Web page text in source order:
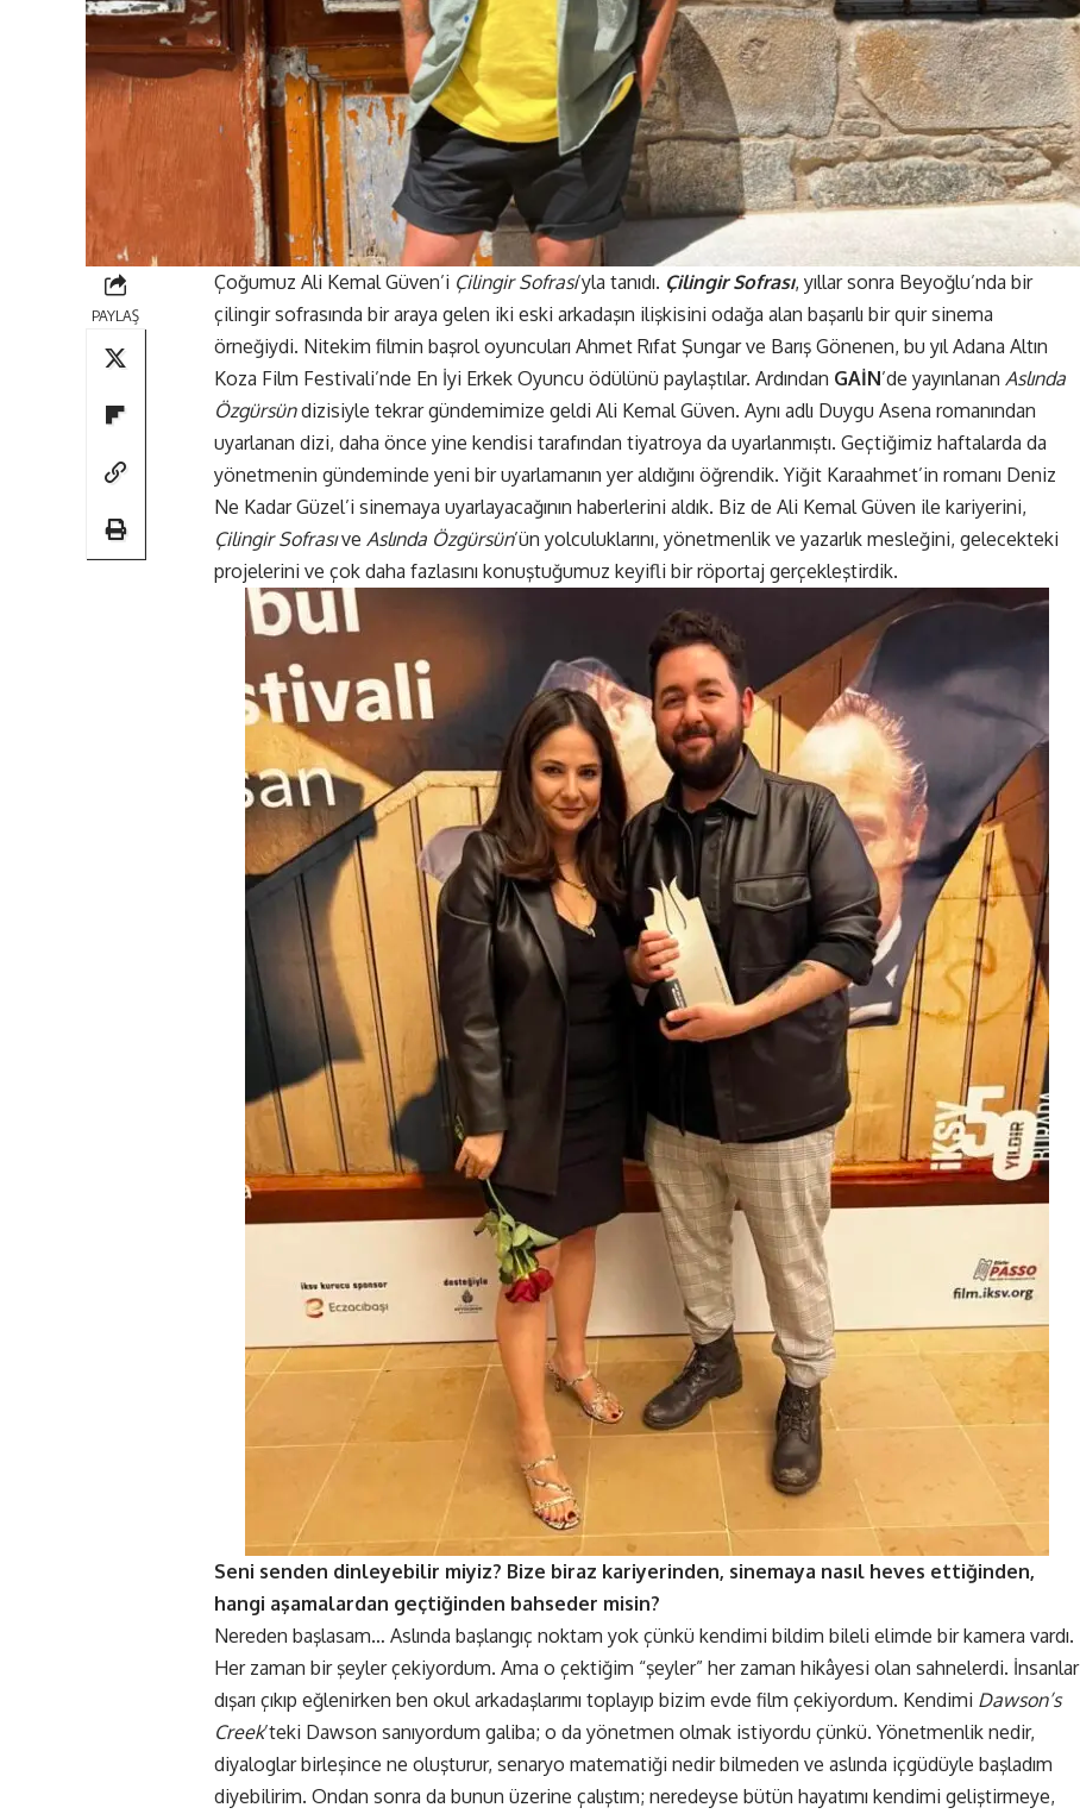
PAYLAŞ
Çoğumuz Ali Kemal Güven’i Çilingir Sofrası’yla tanıdı. Çilingir Sofrası, yıllar sonra Beyoğlu’nda bir
çilingir sofrasında bir araya gelen iki eski arkadaşın ilişkisini odağa alan başarılı bir quir sinema
örneğiydi. Nitekim filmin başrol oyuncuları Ahmet Rıfat Şungar ve Barış Gönenen, bu yıl Adana Altın
Koza Film Festivali’nde En İyi Erkek Oyuncu ödülünü paylaştılar. Ardından GAİN’de yayınlanan Aslında
Özgürsündizisiyle tekrar gündemimize geldi Ali Kemal Güven. Aynı adlı Duygu Asena romanından
uyarlanan dizi, daha önce yine kendisi tarafından tiyatroya da uyarlanmıştı. Geçtiğimiz haftalarda da
yönetmenin gündeminde yeni bir uyarlamanın yer aldığını öğrendik. Yiğit Karaahmet’in romanı Deniz
Ne Kadar Güzel’i sinemaya uyarlayacağının haberlerini aldık. Biz de Ali Kemal Güven ile kariyerini,
Çilingir Sofrasıve Aslında Özgürsün’ün yolculuklarını, yönetmenlik ve yazarlık mesleğini, gelecekteki
projelerini ve çok daha fazlasını konuştuğumuz keyifli bir röportaj gerçekleştirdik.
Seni senden dinleyebilir miyiz? Bize biraz kariyerinden, sinemaya nasıl heves ettiğinden,
hangi aşamalardan geçtiğinden bahseder misin?
Nereden başlasam… Aslında başlangıç noktam yok çünkü kendimi bildim bileli elimde bir kamera vardı.
Her zaman bir şeyler çekiyordum. Ama o çektiğim “şeyler” her zaman hikâyesi olan sahnelerdi. İnsanlar
dışarı çıkıp eğlenirken ben okul arkadaşlarımı toplayıp bizim evde film çekiyordum. Kendimi Dawson’s
Creek’teki Dawson sanıyordum galiba; o da yönetmen olmak istiyordu çünkü. Yönetmenlik nedir,
diyaloglar birleşince ne oluşturur, senaryo matematiği nedir bilmeden ve aslında içgüdüyle başladım
diyebilirim. Ondan sonra da bunun üzerine çalıştım; neredeyse bütün hayatımı kendimi geliştirmeye,